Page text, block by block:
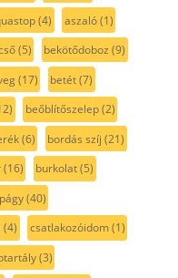
(4) aszaló(1)
(5) bekötődoboz (9)
(17) betét(7)
beőblítőszelep(2)
(6) bordás szíj (21)
(16) burkolat(5)
(40)
(4) csatlakozóidom(1)
(3)